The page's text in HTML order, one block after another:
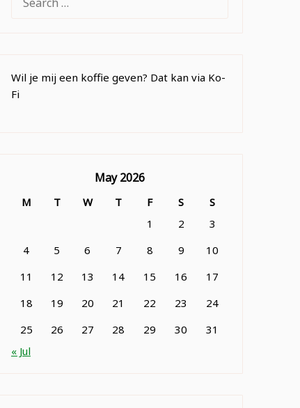
FOR:
Wil je mij een koffie geven? Dat kan via Ko-
Fi
May 2026
M T W T F S
S
1
2
3
4
5 6 7 8 9
10
11
12 13 14 15 16
17
18
19 20 21 22 23
24
25
26 27 28 29 30
31
« Jul